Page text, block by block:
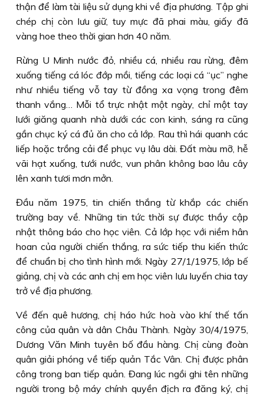
thận để làm tài liệu sử dụng khi về địa phương. Tập ghi
chép chị còn lưu giữ, tuy mực đã phai màu, giấy đã
vàng hoe theo thời gian hơn 40 năm.
Rừng U Minh nước đỏ, nhiều cá, nhiều rau rừng, đêm
xuống tiếng cá lóc đớp mồi, tiếng các loại cá “ục” nghe
như nhiều tiếng vỗ tay từ đồng xa vọng trong đêm
thanh vắng… Mỗi tổ trực nhật một ngày, chỉ một tay
lưới giăng quanh nhà dưới các con kinh, sáng ra cũng
gần chục ký cá đủ ăn cho cả lớp. Rau thì hái quanh các
liếp hoặc trồng cải để phục vụ lâu dài. Đất màu mỡ, hễ
vãi hạt xuống, tưới nước, vun phân không bao lâu cây
lên xanh tươi mơn mởn.
Đầu năm 1975, tin chiến thắng từ khắp các chiến
trường bay về. Những tin tức thời sự được thầy cập
nhật thông báo cho học viên. Cả lớp học với niềm hân
hoan của người chiến thắng, ra sức tiếp thu kiến thức
để chuẩn bị cho tình hình mới. Ngày 27/1/1975, lớp bế
giảng, chị và các anh chị em học viên lưu luyến chia tay
trở về địa phương.
Về đến quê hương, chị háo hức hoà vào khí thế tấn
công của quân và dân Châu Thành. Ngày 30/4/1975,
Dương Văn Minh tuyên bố đầu hàng. Chị cùng đoàn
quân giải phóng về tiếp quản Tắc Vân. Chị được phân
công trong ban tiếp quản. Đang lúc ngồi ghi tên những
người trong bộ máy chính quyền địch ra đăng ký, chị